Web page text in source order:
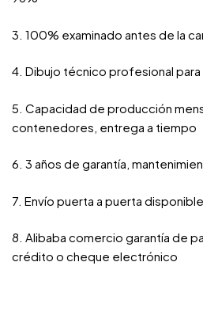
3. 100% examinado antes de la
4. Dibujo técnico profesional
5. Capacidad de producción
contenedores, entrega a tiempo
6. 3 años de garantía,
7. Envío puerta a puerta disponible
8. Alibaba comercio garantía de
crédito o cheque electrónico